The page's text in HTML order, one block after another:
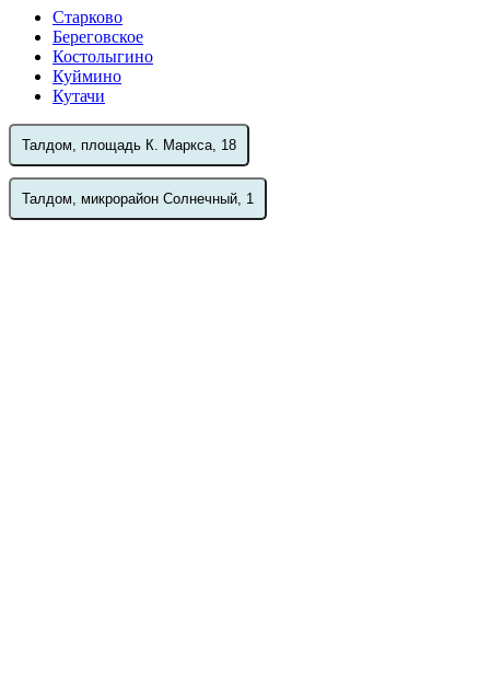
Старково
Береговское
Костолыгино
Куймино
Кутачи
Талдом, площадь К. Маркса, 18
Талдом, микрорайон Солнечный, 1